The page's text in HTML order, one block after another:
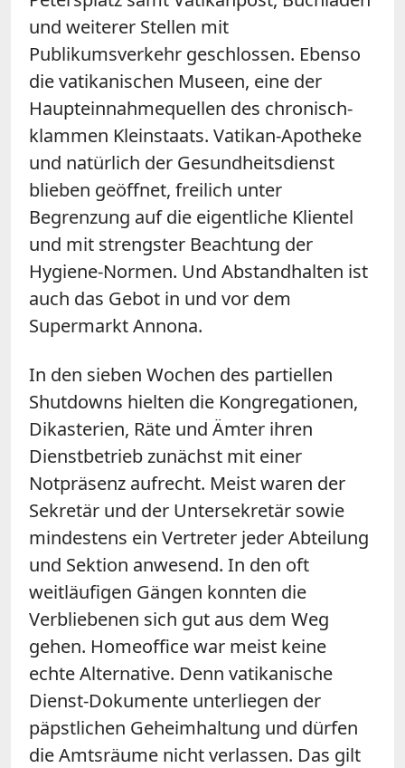
und weiterer Stellen mit
Publikumsverkehr geschlossen. Ebenso
die vatikanischen Museen, eine der
Haupteinnahmequellen des chronisch-
klammen Kleinstaats. Vatikan-Apotheke
und natürlich der Gesundheitsdienst
blieben geöffnet, freilich unter
Begrenzung auf die eigentliche Klientel
und mit strengster Beachtung der
Hygiene-Normen. Und Abstandhalten ist
auch das Gebot in und vor dem
Supermarkt Annona.
In den sieben Wochen des partiellen
Shutdowns hielten die Kongregationen,
Dikasterien, Räte und Ämter ihren
Dienstbetrieb zunächst mit einer
Notpräsenz aufrecht. Meist waren der
Sekretär und der Untersekretär sowie
mindestens ein Vertreter jeder Abteilung
und Sektion anwesend. In den oft
weitläufigen Gängen konnten die
Verbliebenen sich gut aus dem Weg
gehen. Homeoffice war meist keine
echte Alternative. Denn vatikanische
Dienst-Dokumente unterliegen der
päpstlichen Geheimhaltung und dürfen
die Amtsräume nicht verlassen. Das gilt